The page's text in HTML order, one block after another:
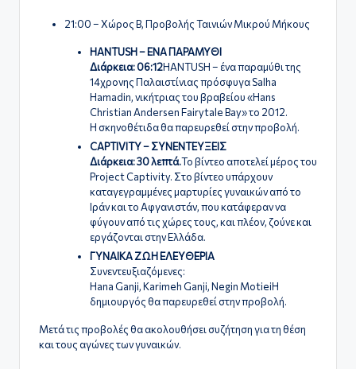
21:00 – Χώρος Β, Προβολής Ταινιών Μικρού Μήκους
HANTUSH – ΕΝΑ ΠΑΡΑΜΥΘΙ
Διάρκεια: 06:12HANTUSH – ένα παραμύθι της
14χρονης Παλαιστίνιας πρόσφυγα Salha
Hamadin, νικήτριας του βραβείου «Hans
Christian Andersen Fairytale Bay» το 2012.
Η σκηνοθέτιδα θα παρευρεθεί στην προβολή.
CAPTIVITY – ΣΥΝΕΝΤΕΥΞΕΙΣ
Διάρκεια: 30 λεπτά.Το βίντεο αποτελεί μέρος του
Project Captivity. Στο βίντεο υπάρχουν
καταγεγραμμένες μαρτυρίες γυναικών από το
Ιράν και το Αφγανιστάν, που κατάφεραν να
φύγουν από τις χώρες τους, και πλέον, ζούνε και
εργάζονται στην Ελλάδα.
ΓΥΝΑΙΚΑ ΖΩΗ ΕΛΕΥΘΕΡΙΑ
Συνεντευξιαζόμενες:
Hana Ganji, Karimeh Ganji, Negin MotieiΗ
δημιουργός θα παρευρεθεί στην προβολή.
Μετά τις προβολές θα ακολουθήσει συζήτηση για τη θέση
και τους αγώνες των γυναικών.